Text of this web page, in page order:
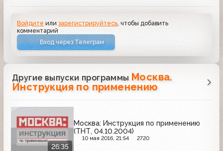
Войдите илизарегистрируйтесь , чтобы добавить
комментарий
Вход через Телеграм
Другие выпуски программы Москва.
Инструкция по применению
26:35
Москва: Инструкция по применению
(ТНТ, 04.10.2004)
10 мая 2016, 21:54 2720